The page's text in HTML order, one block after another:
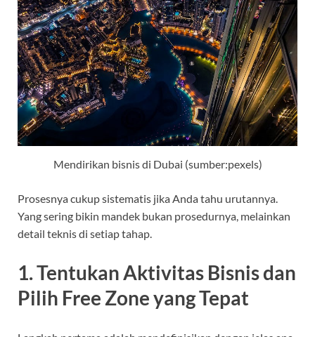
Mendirikan bisnis di Dubai (sumber:pexels)
Prosesnya cukup sistematis jika Anda tahu urutannya.
Yang sering bikin mandek bukan prosedurnya, melainkan
detail teknis di setiap tahap.
1. Tentukan Aktivitas Bisnis dan
Pilih Free Zone yang Tepat